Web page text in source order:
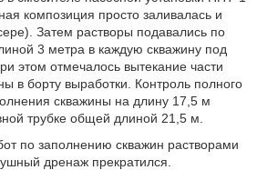
композиция просто заливалась и
Затем растворы подавались по
3 метра в каждую скважину под
этом отмечалось вытекание части
в борту выработки. Контроль полного
скважины на длину 17,5 м
трубке общей длиной 21,5 м.
по заполнению скважин растворами
дренаж прекратился.